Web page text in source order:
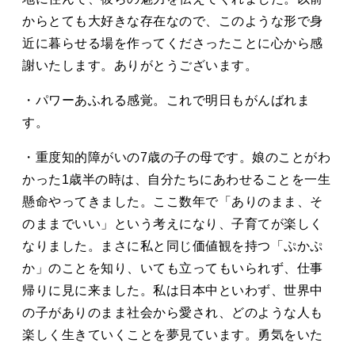
からとても大好きな存在なので、このような形で身
近に暮らせる場を作ってくださったことに心から感
謝いたします。ありがとうございます。
・パワーあふれる感覚。これで明日もがんばれま
す。
・重度知的障がいの7歳の子の母です。娘のことがわ
かった1歳半の時は、自分たちにあわせることを一生
懸命やってきました。ここ数年で「ありのまま、そ
のままでいい」という考えになり、子育てが楽しく
なりました。まさに私と同じ価値観を持つ「ぷかぷ
か」のことを知り、いても立ってもいられず、仕事
帰りに見に来ました。私は日本中といわず、世界中
の子がありのまま社会から愛され、どのような人も
楽しく生きていくことを夢見ています。勇気をいた